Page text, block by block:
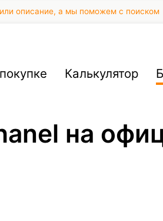
описание, а мы поможем с поиском
Калькулятор
на